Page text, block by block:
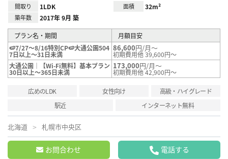
間取り 1LDK 面積 32m²
築年数 2017年 9月 築
プラン名・期間
月額目安
🍉7/27～8/16特別CP🍉大通公園504
7日以上～31日未満
86,600円/月～
初期費用他 39,600円～
大通公園｜【Wi-Fi無料】基本プラン
30日以上～365日未満
173,000円/月～
初期費用他 42,900円～
広めのLDK 女性向け
高級・ハイグレード
駅近
インターネット無料
北海道 札幌市中央区
お問合わせ 電話する